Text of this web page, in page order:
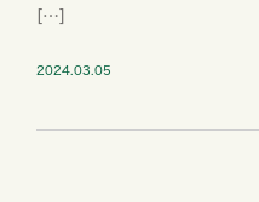
[…]
2024.03.05